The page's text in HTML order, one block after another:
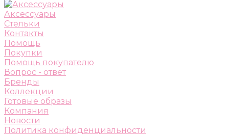
Аксессуары
Стельки
Контакты
Помощь
Покупки
Помощь покупателю
Вопрос - ответ
Бренды
Коллекции
Готовые образы
Компания
Новости
Политика конфиденциальности